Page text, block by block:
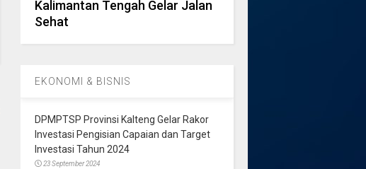
Kalimantan Tengah Gelar Jalan
Sehat
EKONOMI & BISNIS
DPMPTSP Provinsi Kalteng Gelar Rakor
Investasi Pengisian Capaian dan Target
Investasi Tahun 2024
23 September 2024